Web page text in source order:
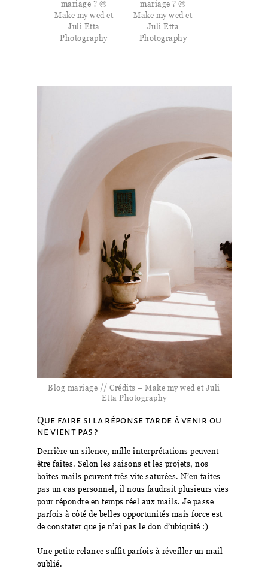
mariage ? ©
Make my wed et
Juli Etta
Photography
mariage ? ©
Make my wed et
Juli Etta
Photography
Blog mariage // Crédits – Make my wed et Juli
Etta Photography
Que faire si la réponse tarde à venir ou
ne vient pas ?
Derrière un silence, mille interprétations peuvent
être faites. Selon les saisons et les projets, nos
boîtes mails peuvent très vite saturées. N’en faites
pas un cas personnel, il nous faudrait plusieurs vies
pour répondre en temps réel aux mails. Je passe
parfois à côté de belles opportunités mais force est
de constater que je n’ai pas le don d’ubiquité :)
Une petite relance suffit parfois à réveiller un mail
oublié.